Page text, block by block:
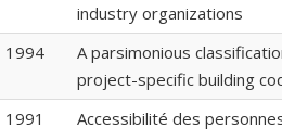
industry organizations
1994
A parsimonious
project-specific building
1991
Accessibilité des